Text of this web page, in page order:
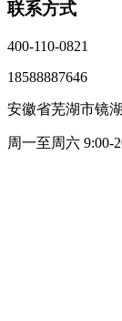
联系方式
400-110-0821
18588887646
安徽省芜湖市镜
周一至周六 9:00-